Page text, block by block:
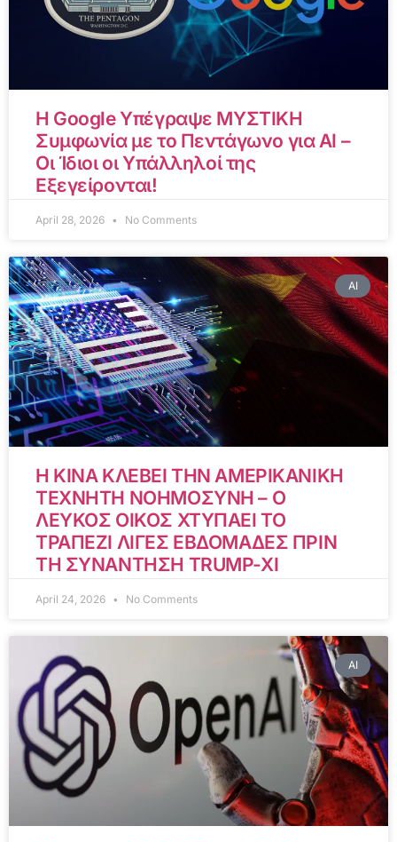
Η Google Υπέγραψε ΜΥΣΤΙΚΗ
Συμφωνία με το Πεντάγωνο για AI –
Οι Ίδιοι οι Υπάλληλοί της
Εξεγείρονται!
April 28, 2026 No Comments
AI
Η ΚΙΝΑ ΚΛΕΒΕΙ ΤΗΝ ΑΜΕΡΙΚΑΝΙΚΗ
ΤΕΧΝΗΤΗ ΝΟΗΜΟΣΥΝΗ – Ο
ΛΕΥΚΟΣ ΟΙΚΟΣ ΧΤΥΠΑΕΙ ΤΟ
ΤΡΑΠΕΖΙ ΛΙΓΕΣ ΕΒΔΟΜΑΔΕΣ ΠΡΙΝ
ΤΗ ΣΥΝΑΝΤΗΣΗ TRUMP-XI
April 24, 2026 No Comments
AI